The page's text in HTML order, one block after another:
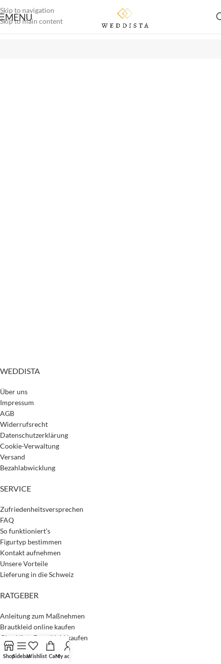
Skip to navigation
Skip to main content
MENU
WEDDISTA
Über uns
Impressum
AGB
Widerrufsrecht
Datenschutzerklärung
Cookie-Verwaltung
Versand
Bezahlabwicklung
SERVICE
Zufriedenheitsversprechen
FAQ
So funktioniert’s
Figurtyp bestimmen
Kontakt aufnehmen
Unsere Vorteile
Lieferung in die Schweiz
RATGEBER
Anleitung zum Maßnehmen
Brautkleid online kaufen
Checkliste Brautkleid kaufen
Material- & Stoffkunde
Mehr Nachhaltigkeit
ShopSidebarWishlist CartMy account